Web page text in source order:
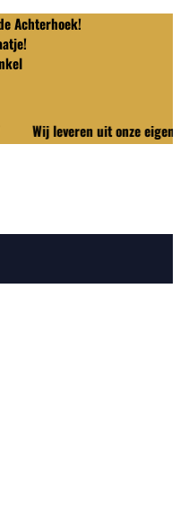
Achterhoek!
Wij leveren uit onze eigen